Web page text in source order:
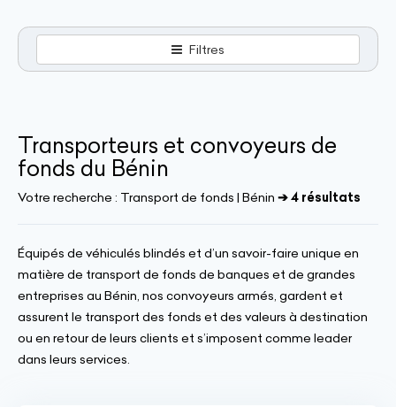
Filtres
Transporteurs et convoyeurs de
fonds du Bénin
Votre recherche : Transport de fonds | Bénin ➔ 4 résultats
Équipés de véhiculés blindés et d’un savoir-faire unique en
matière de transport de fonds de banques et de grandes
entreprises au Bénin, nos convoyeurs armés, gardent et
assurent le transport des fonds et des valeurs à destination
ou en retour de leurs clients et s’imposent comme leader
dans leurs services.